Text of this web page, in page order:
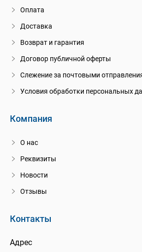
Оплата
Доставка
Возврат и гарантия
Договор публичной оферты
Слежение за почтовыми
Условия обработки персональных
Компания
О нас
Реквизиты
Новости
Отзывы
Контакты
Адрес